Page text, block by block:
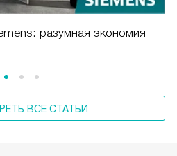
разумная экономия
ВСЕ СТАТЬИ